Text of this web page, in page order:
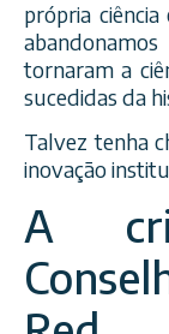
própria
tornaram a
sucedidas da
Talvez tenha
inovação
A